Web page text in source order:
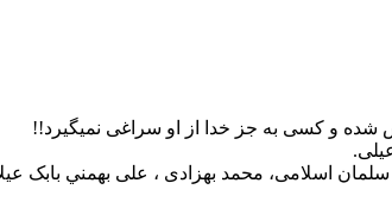
و کسی به جز خدا از او سراغی نمیگیرد!!
اسلامی، محمد بهزادی ، علی بهمني بابک